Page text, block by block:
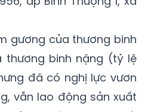
gương của thương binh
thương binh nặng (tỷ lệ
đã có nghị lực vươn
vẫn lao động sản xuất
đình, nuôi dạy con cái
hội chúc ông Phan